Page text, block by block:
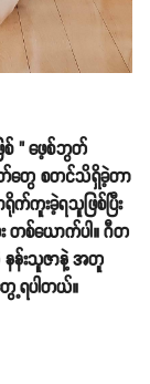
စ် " ဖေ့စ်ဘွတ်
တွေ စတင်သိရှိခဲ့တာ
က်ကူးခဲ့ရသူဖြစ်ပြီး
တစ်ယောက်ပါ။ ဂီတ
နန်းသူဇာနဲ့ အတူ
ရပါတယ်။